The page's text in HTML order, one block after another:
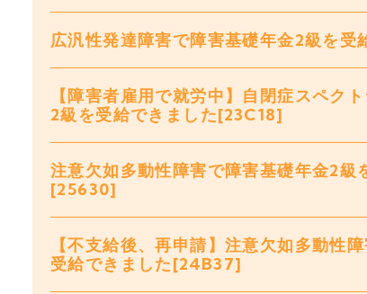
広汎性発達障害で障害基礎年金2級を
【障害者雇用で就労中】自閉症スペク
2級を受給できました[23C18]
注意欠如多動性障害で障害基礎年金2級
[25630]
【不支給後、再申請】注意欠如多動性
受給できました[24B37]